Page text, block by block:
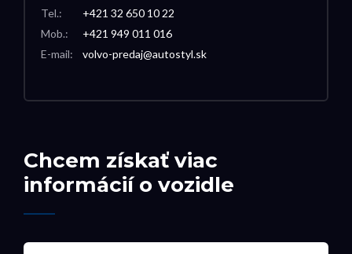
Chcem získať viac
informácií o vozidle
Tel.:
Mob.:
E-mail:
+421 32 650 10 22
+421 949 011 016
volvo-predaj@autostyl.sk